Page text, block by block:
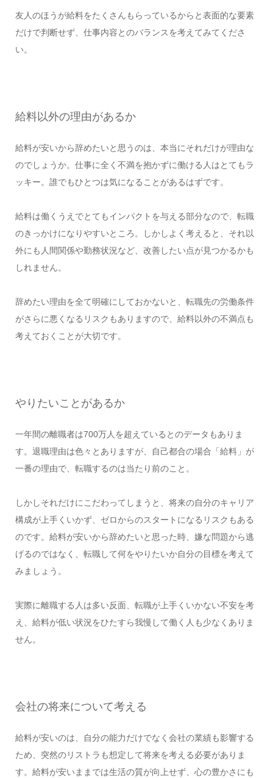
友人のほうが給料をたくさんもらっているからと表面的な要素
だけで判断せず、仕事内容とのバランスを考えてみてくださ
い。
給料以外の理由があるか
給料が安いから辞めたいと思うのは、本当にそれだけが理由な
のでしょうか。仕事に全く不満を抱かずに働ける人はとてもラ
ッキー。誰でもひとつは気になることがあるはずです。
給料は働くうえでとてもインパクトを与える部分なので、転職
のきっかけになりやすいところ。しかしよく考えると、それ以
外にも人間関係や勤務状況など、改善したい点が見つかるかも
しれません。
辞めたい理由を全て明確にしておかないと、転職先の労働条件
がさらに悪くなるリスクもありますので、給料以外の不満点も
考えておくことが大切です。
やりたいことがあるか
一年間の離職者は700万人を超えているとのデータもありま
す。退職理由は色々とありますが、自己都合の場合「給料」が
一番の理由で、転職するのは当たり前のこと。
しかしそれだけにこだわってしまうと、将来の自分のキャリア
構成が上手くいかず、ゼロからのスタートになるリスクもある
のです。給料が安いから辞めたいと思った時、嫌な問題から逃
げるのではなく、転職して何をやりたいか自分の目標を考えて
みましょう。
実際に離職する人は多い反面、転職が上手くいかない不安を考
え、給料が低い状況をひたすら我慢して働く人も少なくありま
せん。
会社の将来について考える
給料が安いのは、自分の能力だけでなく会社の業績も影響する
ため、突然のリストラも想定して将来を考える必要がありま
す。給料が安いままでは生活の質が向上せず、心の豊かさにも